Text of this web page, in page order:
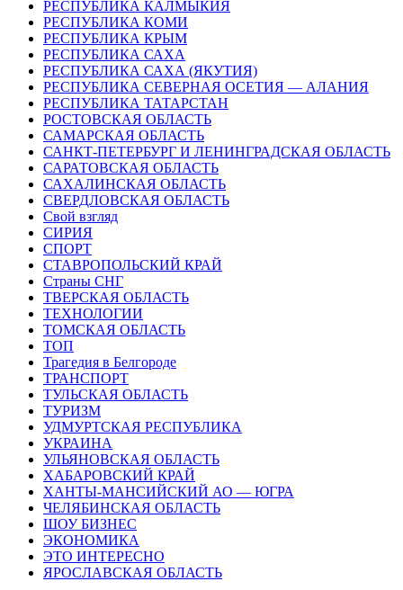
РЕСПУБЛИКА КАЛМЫКИЯ
РЕСПУБЛИКА КОМИ
РЕСПУБЛИКА КРЫМ
РЕСПУБЛИКА САХА
РЕСПУБЛИКА САХА (ЯКУТИЯ)
РЕСПУБЛИКА СЕВЕРНАЯ ОСЕТИЯ — АЛАНИЯ
РЕСПУБЛИКА ТАТАРСТАН
РОСТОВСКАЯ ОБЛАСТЬ
САМАРСКАЯ ОБЛАСТЬ
САНКТ-ПЕТЕРБУРГ И ЛЕНИНГРАДСКАЯ ОБЛАСТЬ
САРАТОВСКАЯ ОБЛАСТЬ
САХАЛИНСКАЯ ОБЛАСТЬ
СВЕРДЛОВСКАЯ ОБЛАСТЬ
Свой взгляд
СИРИЯ
СПОРТ
СТАВРОПОЛЬСКИЙ КРАЙ
Страны СНГ
ТВЕРСКАЯ ОБЛАСТЬ
ТЕХНОЛОГИИ
ТОМСКАЯ ОБЛАСТЬ
ТОП
Трагедия в Белгороде
ТРАНСПОРТ
ТУЛЬСКАЯ ОБЛАСТЬ
ТУРИЗМ
УДМУРТСКАЯ РЕСПУБЛИКА
УКРАИНА
УЛЬЯНОВСКАЯ ОБЛАСТЬ
ХАБАРОВСКИЙ КРАЙ
ХАНТЫ-МАНСИЙСКИЙ АО — ЮГРА
ЧЕЛЯБИНСКАЯ ОБЛАСТЬ
ШОУ БИЗНЕС
ЭКОНОМИКА
ЭТО ИНТЕРЕСНО
ЯРОСЛАВСКАЯ ОБЛАСТЬ